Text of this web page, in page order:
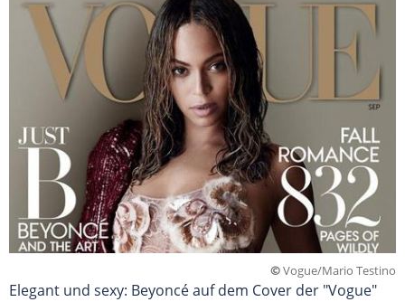
©Vogue/Mario Testino
Elegant und sexy: Beyoncé auf dem Cover der "Vogue"